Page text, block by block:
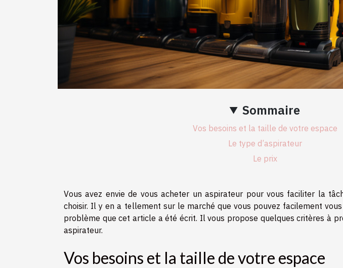
Sommaire
Vos besoins et la taille de votre espace
Le type d’aspirateur
Le prix
Vous avez envie de vous acheter un aspirateur pour vous faciliter la
choisir. Il y en a tellement sur le marché que vous pouvez facilement
problème que cet article a été écrit. Il vous propose quelques critères à
aspirateur.
Vos besoins et la taille de votre espace